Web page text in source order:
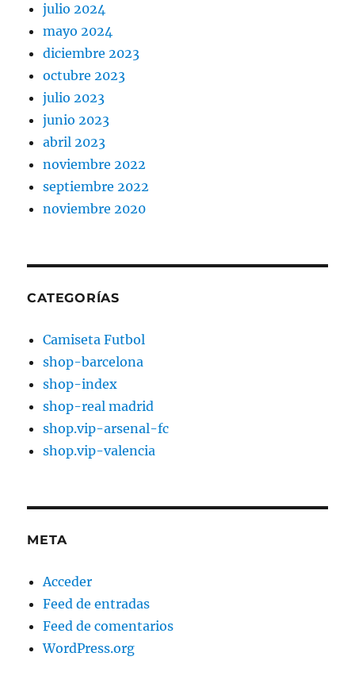
julio 2024
mayo 2024
diciembre 2023
octubre 2023
julio 2023
junio 2023
abril 2023
noviembre 2022
septiembre 2022
noviembre 2020
CATEGORÍAS
Camiseta Futbol
shop-barcelona
shop-index
shop-real madrid
shop.vip-arsenal-fc
shop.vip-valencia
META
Acceder
Feed de entradas
Feed de comentarios
WordPress.org